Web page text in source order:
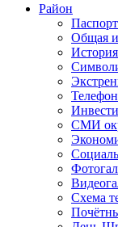
Район
Общая
История
СМИ
Схема